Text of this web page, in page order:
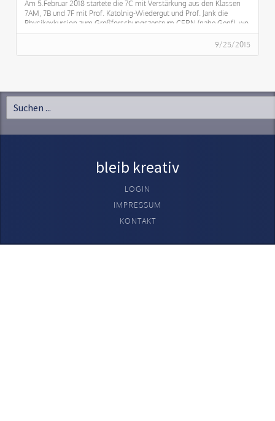
Am 5.Februar 2018 startete die 7C mit Verstärkung aus den Klassen
7AM, 7B und 7F mit Prof. Katolnig-Wiedergut und Prof. Jank die
Physikexkursion zum Großforschungszentrum CERN (nahe Genf), wo
Einblick in die multikulturell organisierte Grundlagenforschung beim
9/25/2015
bleib kreativ
LOGIN
IMPRESSUM
KONTAKT